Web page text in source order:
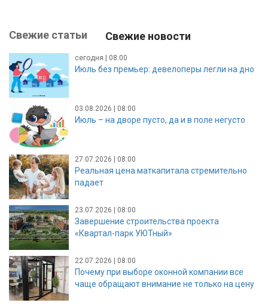
Свежие статьи Свежие новости
сегодня | 08:00
Июль без премьер: девелоперы легли на дно
03.08.2026 | 08:00
Июль – на дворе пусто, да и в поле негусто
27.07.2026 | 08:00
Реальная цена маткапитала стремительно
падает
23.07.2026 | 08:00
Завершение строительства проекта
«Квартал-парк УЮТный»
22.07.2026 | 08:00
Почему при выборе оконной компании все
чаще обращают внимание не только на цену